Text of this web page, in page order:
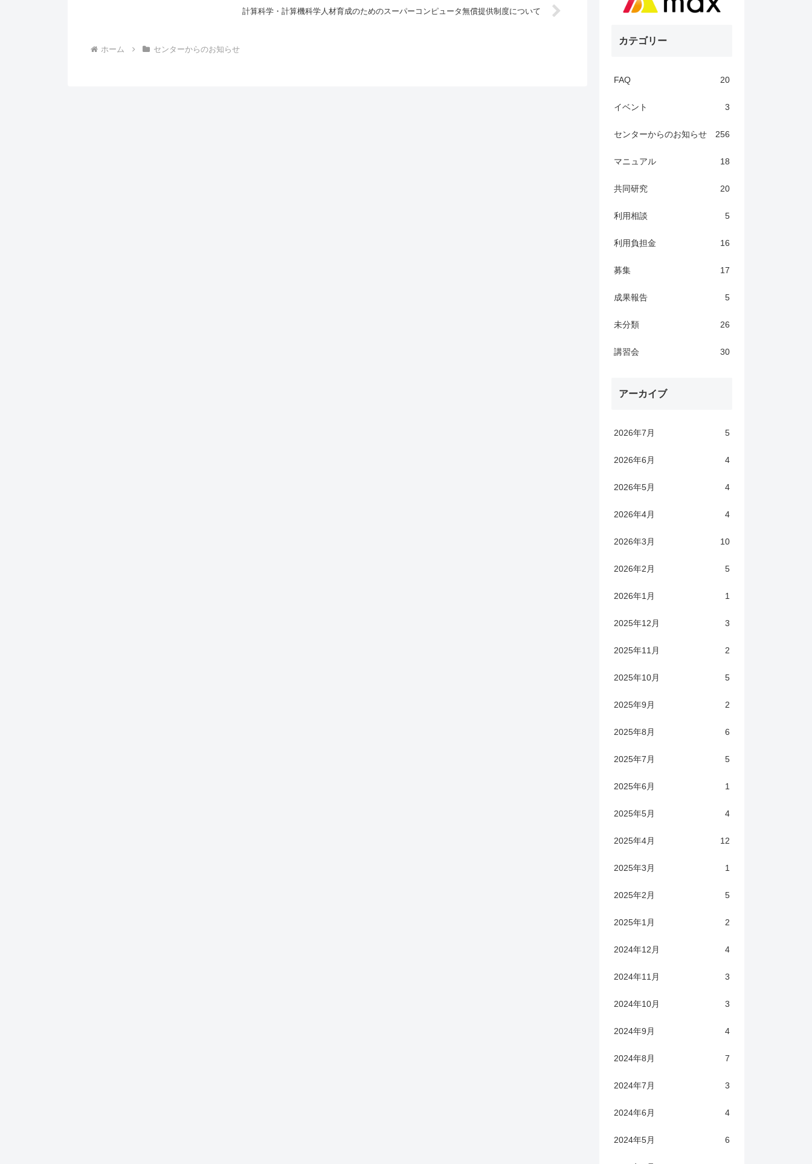
計算科学・計算機科学人材育成のためのスーパーコンピュータ無償提供制度について
ホーム センターからのお知らせ
カテゴリー
FAQ 20
イベント 3
センターからのお知らせ 256
マニュアル 18
共同研究 20
利用相談 5
利用負担金 16
募集 17
成果報告 5
未分類 26
講習会 30
アーカイブ
2026年7月 5
2026年6月 4
2026年5月 4
2026年4月 4
2026年3月 10
2026年2月 5
2026年1月 1
2025年12月 3
2025年11月 2
2025年10月 5
2025年9月 2
2025年8月 6
2025年7月 5
2025年6月 1
2025年5月 4
2025年4月 12
2025年3月 1
2025年2月 5
2025年1月 2
2024年12月 4
2024年11月 3
2024年10月 3
2024年9月 4
2024年8月 7
2024年7月 3
2024年6月 4
2024年5月 6